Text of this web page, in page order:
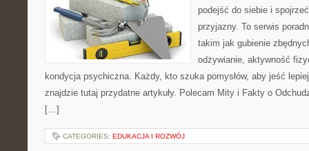
podejść do siebie i
przyjazny. To serwis
takim jak gubienie
odżywianie, aktywność
kondycja psychiczna. Każdy, kto szuka pomysłów, aby jeść
znajdzie tutaj przydatne artykuły. Polecam Mity i Fakty o
[…]
CATEGORIES: EDUKACJA I ROZWÓJ